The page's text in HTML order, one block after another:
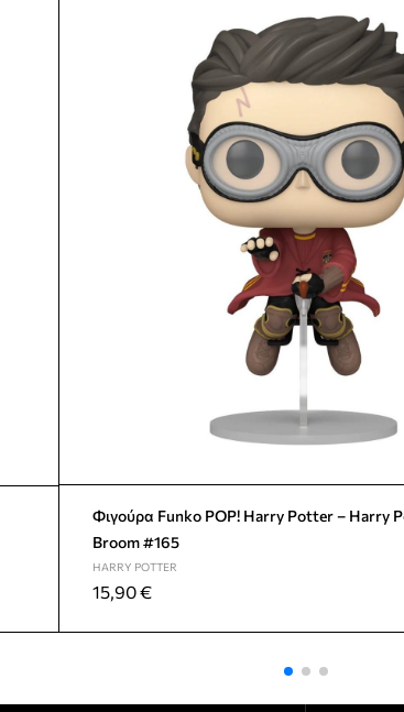
Φιγούρα Funko POP! Harry Potter – Harry
Broom #165
HARRY POTTER
15,90€